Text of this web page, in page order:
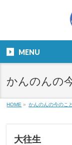
MENU
かんのんの
HOME » かんのんの今のこと
大往生